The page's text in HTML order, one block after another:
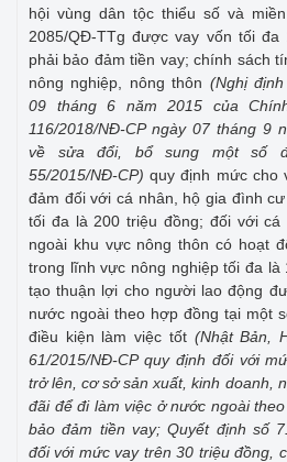
hội vùng dân tộc thiểu số và
2085/QĐ-TTg được vay vốn tối đa
phải bảo đảm tiền vay; chính sách
nông nghiệp, nông thôn (Nghị
09 tháng 6 năm 2015 của
116/2018/NĐ-CP ngày 07 tháng 9
về sửa đổi, bổ sung một số
55/2015/NĐ-CP) quy định mức cho
đảm đối với cá nhân, hộ gia đình
tối đa là 200 triệu đồng; đối với
ngoài khu vực nông thôn có hoạt
trong lĩnh vực nông nghiệp tối đa
tạo thuận lợi cho người lao động
nước ngoài theo hợp đồng tại một
điều kiện làm việc tốt (Nhật Bản,
61/2015/NĐ-CP quy định đối với
trở lên, cơ sở sản xuất, kinh doanh,
đãi để đi làm việc ở nước ngoài
bảo đảm tiền vay; Quyết định số
đối với mức vay trên 30 triệu đồng,